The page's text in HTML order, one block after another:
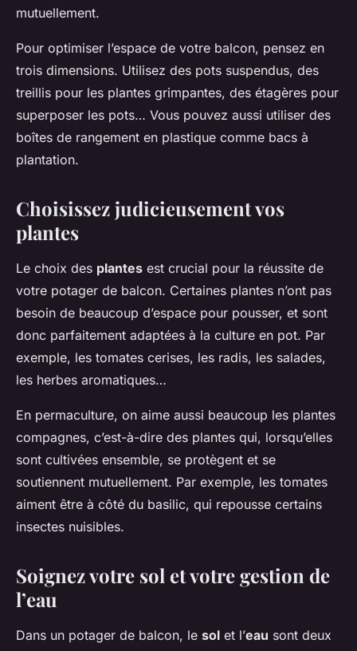
mutuellement.
Pour optimiser l’espace de votre balcon, pensez en
trois dimensions. Utilisez des pots suspendus, des
treillis pour les plantes grimpantes, des étagères pour
superposer les pots… Vous pouvez aussi utiliser des
boîtes de rangement en plastique comme bacs à
plantation.
Choisissez judicieusement vos
plantes
Le choix des plantes est crucial pour la réussite de
votre potager de balcon. Certaines plantes n’ont pas
besoin de beaucoup d’espace pour pousser, et sont
donc parfaitement adaptées à la culture en pot. Par
exemple, les tomates cerises, les radis, les salades,
les herbes aromatiques…
En permaculture, on aime aussi beaucoup les plantes
compagnes, c’est-à-dire des plantes qui, lorsqu’elles
sont cultivées ensemble, se protègent et se
soutiennent mutuellement. Par exemple, les tomates
aiment être à côté du basilic, qui repousse certains
insectes nuisibles.
Soignez votre sol et votre gestion de
l’eau
Dans un potager de balcon, le sol et l’eau sont deux